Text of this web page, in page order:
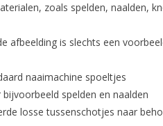
zoals spelden, naalden,
afbeelding is slechts een
naaimachine spoeltjes
spelden en naalden
losse tussenschotjes naar